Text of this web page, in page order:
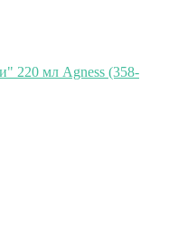
220 мл Agness (358-